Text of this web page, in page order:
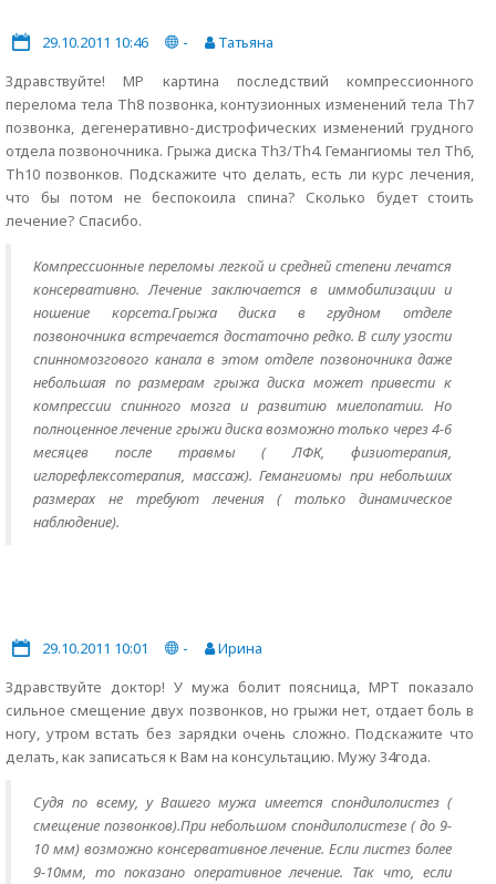
29.10.2011 10:46 -
Татьяна
Здравствуйте! МР картина последствий компрессионного
перелома тела Th8 позвонка, контузионных изменений тела Th7
позвонка, дегенеративно-дистрофических изменений грудного
отдела позвоночника. Грыжа диска Th3/Th4. Гемангиомы тел Th6,
Th10 позвонков. Подскажите что делать, есть ли курс лечения,
что бы потом не беспокоила спина? Сколько будет стоить
лечение? Спасибо.
Компрессионные переломы легкой и средней степени лечатся
консервативно. Лечение заключается в иммобилизации и
ношение корсета.Грыжа диска в грудном отделе
позвоночника встречается достаточно редко. В силу узости
спинномозгового канала в этом отделе позвоночника даже
небольшая по размерам грыжа диска может привести к
компрессии спинного мозга и развитию миелопатии. Но
полноценное лечение грыжи диска возможно только через 4-6
месяцев после травмы ( ЛФК, физиотерапия,
иглорефлексотерапия, массаж). Гемангиомы при небольших
размерах не требуют лечения ( только динамическое
наблюдение).
29.10.2011 10:01 -
Ирина
Здравствуйте доктор! У мужа болит поясница, МРТ показало
сильное смещение двух позвонков, но грыжи нет, отдает боль в
ногу, утром встать без зарядки очень сложно. Подскажите что
делать, как записаться к Вам на консультацию. Мужу 34года.
Судя по всему, у Вашего мужа имеется спондилолистез (
смещение позвонков).При небольшом спондилолистезе ( до 9-
10 мм) возможно консервативное лечение. Если листез более
9-10мм, то показано оперативное лечение. Так что, если